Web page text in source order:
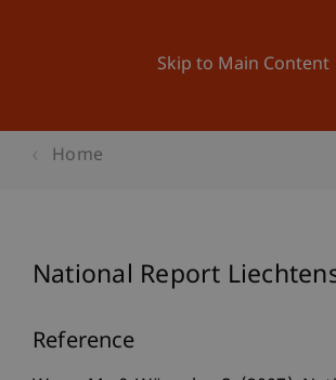
Skip to Main Content
Home
National Report
Reference